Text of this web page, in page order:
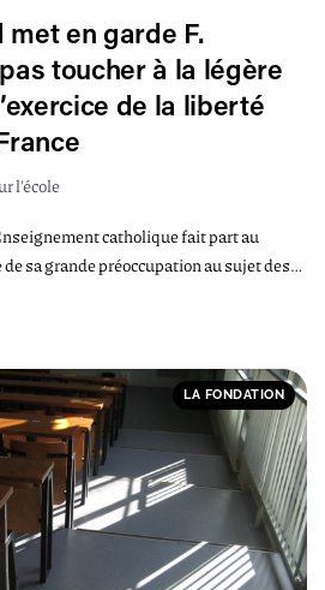
met en garde F.
toucher à la légère
de la liberté
l'école
catholique fait part au
sa grande préoccupation au sujet des…
LA FONDATION